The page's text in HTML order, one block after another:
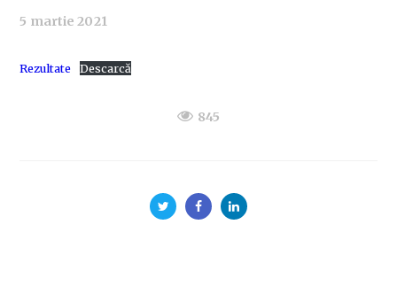
5 martie 2021
Rezultate Descarcă
845